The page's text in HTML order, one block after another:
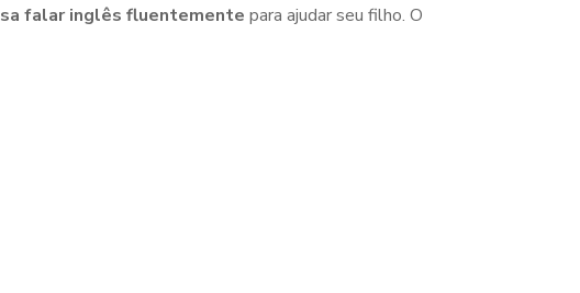
falar inglês fluentemente para ajudar seu filho. O